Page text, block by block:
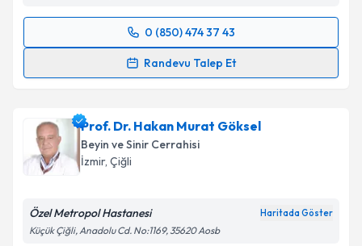
0 (850) 474 37 43
Randevu Talep Et
Randevu Takvimi Talebi
takvim hazırlandığında e-posta ile bilgilendireceğiz.
E-posta Adresiniz
Kişisel verilerimin işlenmesine ilişkin
Prof. Dr. Hakan Murat Göksel
Beyin ve Sinir Cerrahisi
İzmir, Çiğli
Özel Metropol Hastanesi Haritada Göster
Küçük Çiğli, Anadolu Cd. No:1169, 35620 Aosb